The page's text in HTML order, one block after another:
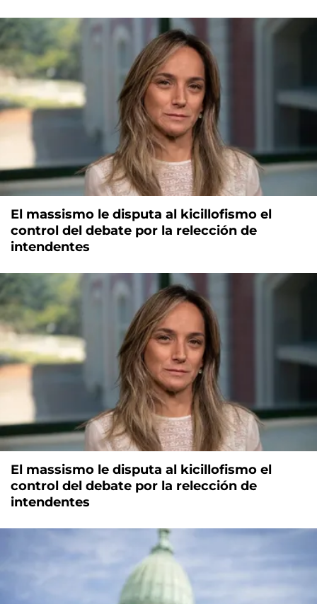
El massismo le disputa al kicillofismo el
control del debate por la relección de
intendentes
El massismo le disputa al kicillofismo el
control del debate por la relección de
intendentes